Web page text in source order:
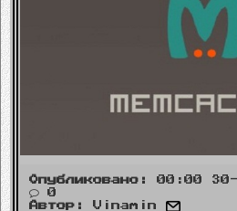
Опубликовано: 00:00 30-
0
Автор:
Vinamin